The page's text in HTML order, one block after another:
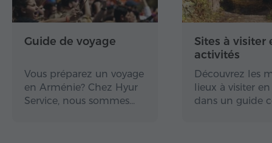
Guide de voyage
Vous préparez un voyage
en Arménie? Chez Hyur
Service, nous sommes…
Sites à visiter
activités
Découvrez les
lieux à visiter
dans un guide